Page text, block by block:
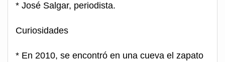
* José Salgar, periodista.
Curiosidades
* En 2010, se encontró en una cueva el zapato